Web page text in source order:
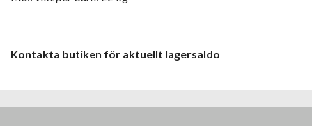
Kontakta butiken för aktuellt lagersaldo